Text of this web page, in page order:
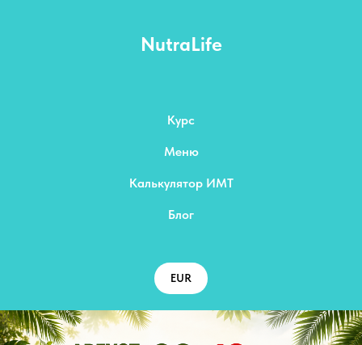
NutraLife
Курс
Меню
Калькулятор ИМТ
Блог
EUR